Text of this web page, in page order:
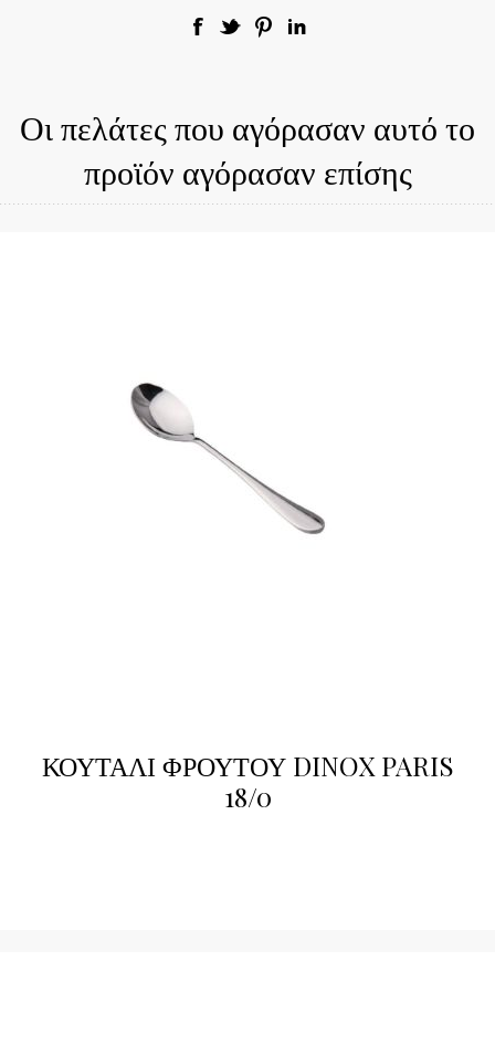
Οι πελάτες που αγόρασαν αυτό το
προϊόν αγόρασαν επίσης
ΚΟΥΤΑΛΙ ΦΡΟΥΤΟΥ DINOX PARIS
18/0